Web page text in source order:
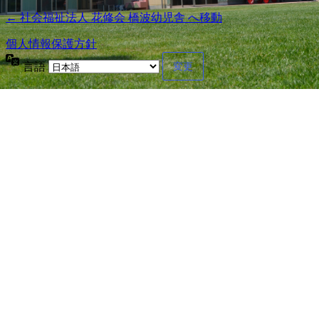
← 社会福祉法人 花修会 橋波幼児舎 へ移動
個人情報保護方針
言語